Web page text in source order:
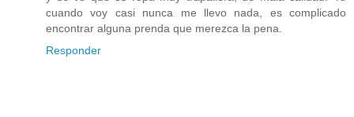
cuando voy casi nunca me llevo nada, es complicado
encontrar alguna prenda que merezca la pena.
Responder